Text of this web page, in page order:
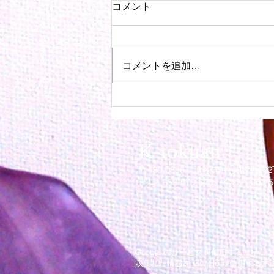
クリスマスワークショップ初
日
コメント
コメントを追加…
K-tokuan
〒430-0856 浜松市中 ​央 区中島
TEL：053-570-6460 FAX：053-
Google のサービスを使用するサイト
収集した情報を Google が使用する方